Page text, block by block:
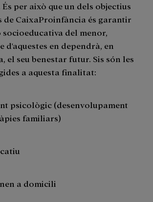
És per això que un dels objectius
de CaixaProinfància és garantir
del menor,
d'aquestes en dependrà, en
el seu benestar futur. Sis són les
a aquesta finalitat:
psicològic (desenvolupament
familiars)
a domicili